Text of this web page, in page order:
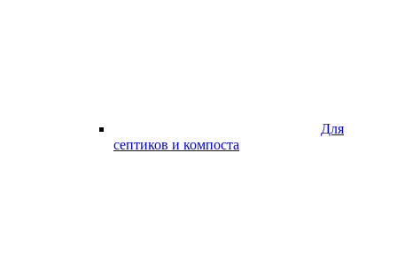
Для
септиков и компоста